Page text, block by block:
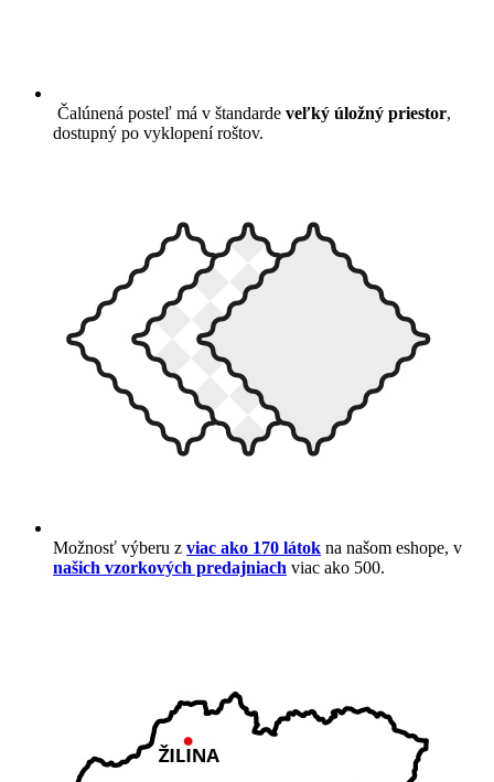
Čalúnená posteľ má v štandarde veľký úložný priestor,
dostupný po vyklopení roštov.
Možnosť výberu z viac ako 170 látok na našom eshope, v
našich vzorkových predajniach viac ako 500.